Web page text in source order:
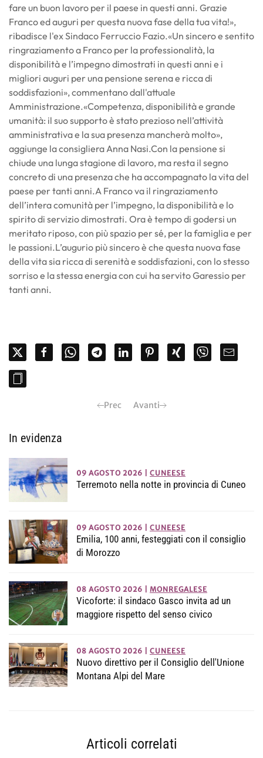
fare un buon lavoro per il paese in questi anni. Grazie
Franco ed auguri per questa nuova fase della tua vita!»,
ribadisce l'ex Sindaco Ferruccio Fazio.«Un sincero e sentito
ringraziamento a Franco per la professionalità, la
disponibilità e l’impegno dimostrati in questi anni e i
migliori auguri per una pensione serena e ricca di
soddisfazioni», commentano dall'attuale
Amministrazione.«Competenza, disponibilità e grande
umanità: il suo supporto è stato prezioso nell’attività
amministrativa e la sua presenza mancherà molto»,
aggiunge la consigliera Anna Nasi.Con la pensione si
chiude una lunga stagione di lavoro, ma resta il segno
concreto di una presenza che ha accompagnato la vita del
paese per tanti anni.A Franco va il ringraziamento
dell’intera comunità per l’impegno, la disponibilità e lo
spirito di servizio dimostrati. Ora è tempo di godersi un
meritato riposo, con più spazio per sé, per la famiglia e per
le passioni.L’augurio più sincero è che questa nuova fase
della vita sia ricca di serenità e soddisfazioni, con lo stesso
sorriso e la stessa energia con cui ha servito Garessio per
tanti anni.
Prec Avanti
In evidenza
09 AGOSTO 2026 CUNEESE
Terremoto nella notte in provincia di Cuneo
09 AGOSTO 2026 CUNEESE
Emilia, 100 anni, festeggiati con il consiglio
di Morozzo
08 AGOSTO 2026 MONREGALESE
Vicoforte: il sindaco Gasco invita ad un
maggiore rispetto del senso civico
08 AGOSTO 2026 CUNEESE
Nuovo direttivo per il Consiglio dell'Unione
Montana Alpi del Mare
Articoli correlati